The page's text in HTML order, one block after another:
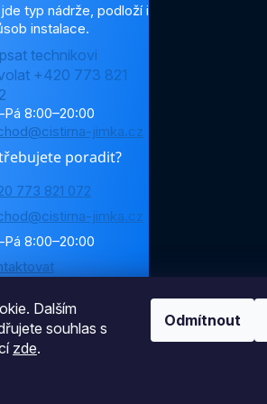
Dalším
souhlas s
zde.
Odmítnout
typ nádrže, podloží i
instalace.
technikovi
+420 773 821
8:00–20:00
jimka.cz
poradit?
773 821 072
jimka.cz
8:00–20:00